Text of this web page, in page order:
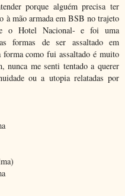
porque alguém precisa ter
à mão armada em BSB no trajeto
o Hotel Nacional- e foi uma
formas de ser assaltado em
como fui assaltado é muito
nunca me senti tentado a querer
ou a utopia relatadas por